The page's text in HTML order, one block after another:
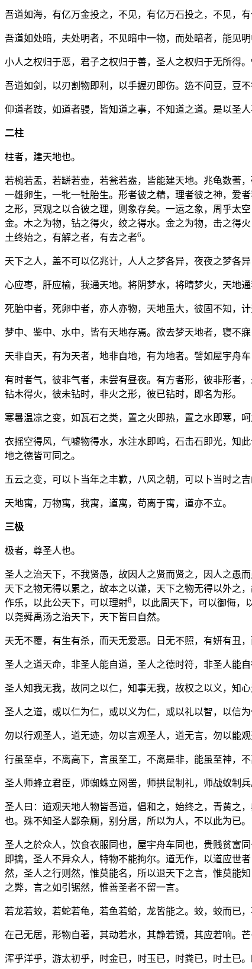
吾道如海，有亿万金投之，不见，有亿万石投之，不见，
吾道如处暗，夫处明者，不见暗中一物，而处暗者，能见明
小人之权归于恶，君子之权归于善，圣人之权归于无所得。
吾道如剑，以刃割物即利，以手握刃即伤。笾不问豆，豆
仰道者跂，如道者骎，皆知道之事，不知道之道。是以圣
二柱
柱者，建天地也。
若椀若盂，若缾若壶，若瓮若盎，皆能建天地。兆龟数蓍
一雄卵生，一牝一牡胎生。形者彼之精，理者彼之神，爱
之形，冥观之以合彼之理，则象存矣。一运之象，周乎太
金。木之为物，钻之得火，绞之得水。金之为物，击之得
土终始之，有解之者，有去之者6。
天下之人，盖不可以亿兆计，人人之梦各异，夜夜之梦各
心应枣，肝应榆，我通天地。将阴梦水，将晴梦火，天地
死胎中者，死卵中者，亦人亦物，天地虽大，彼固不知，
梦中、鉴中、水中，皆有天地存焉。欲去梦天地者，寝不
天非自天，有为天者，地非自地，有为地者。譬如屋宇舟
有时者气，彼非气者，未尝有昼夜。有方者形，彼非形者
钻木得火，彼未钻时，非火之形，彼已钻时，即名为形。
寒暑温凉之变，如瓦石之类，置之火即热，置之水即寒，
衣摇空得风，气嘘物得水，水注水即鸣，石击石即光，知
地之德皆可同之。
五云之变，可以卜当年之丰歉，八风之朝，可以卜当时之
天地寓，万物寓，我寓，道寓，苟离于寓，道亦不立。
三极
极者，尊圣人也。
圣人之治天下，不我贤愚，故因人之贤而贤之，因人之愚
天下之物无得以累之，故本之以谦，天下之物无得以外之
作乐，以此公天下，可以理射8 ，以此周天下，可以御侮，
以尧舜禹汤之治天下，天下皆曰自然。
天无不覆，有生有杀，而天无爱恶。日无不照，有妍有丑，
圣人之道天命，非圣人能自道，圣人之德时符，非圣人能
圣人知我无我，故同之以仁，知事无我，故权之以义，知
圣人之道，或以仁为仁，或以义为仁，或以礼以智，以信
勿以行观圣人，道无迹，勿以言观圣人，道无言，勿以能
行虽至卓，不离高下，言虽至工，不离是非，能虽至神，
圣人师蜂立君臣，师蜘蛛立网罟，师拱鼠制礼，师战蚁制
圣人曰：道观天地人物皆吾道，倡和之，始终之，青黄之
也。殊不知圣人鄙杂厕，别分居，所以为人，不以此为已。
圣人之於众人，饮食衣服同也，屋宇舟车同也，贵贱贫富
即擒，圣人不异众人，特物不能拘尔。道无作，以道应世
然，圣人之行则然，惟莫能名，所以退天下之言，惟莫能
之弊，言之如引锯然，惟善圣者不留一言。
若龙若蛟，若蛇若龟，若鱼若蛤，龙皆能之。蛟，蛟而已
在己无居，形物自著，其动若水，其静若镜，其应若响。
浑乎洋乎，游太初乎，时金已，时玉已，时粪已，时土已